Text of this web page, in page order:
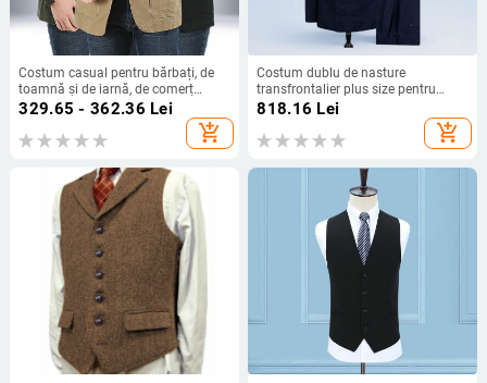
Costum casual pentru bărbați, de
toamnă și de iarnă, de comerț
electronic transfrontalier, de marcă,
costum casual, de mărime mare,
costum mic, jachetă, jachetă 817
329.65 - 362.36 Lei
add_shopping_cart
Costum dublu de nasture
transfrontalier plus size pentru
bărbați, rochie de mireasă, cavaler
de onoare, costum din două piese
pentru comerț exterior plus size,
818.16 Lei
add_shopping_cart